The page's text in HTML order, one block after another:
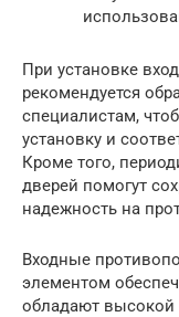
При установке
рекомендуется
специалистам,
установку и
Кроме того,
дверей помогут
надежность на
Входные
элементом
обладают высокой